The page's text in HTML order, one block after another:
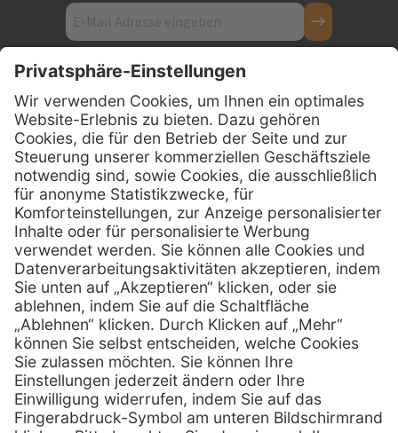
Kontakt
Firmensitz
PxD Praxis-Discount GmbH
Hans-Wunderlich-Straße 7
D-49078 Osnabrück
Telefon: 0800 - 600 66 30
Telefon:0800 - 07 01 96
E-Mail:info @ praxis-discount.de
Services
Serviceversprechen
Sprechstundenbedarf
Retoure anmelden
Hilfe
FAQs
Kontakt
Lob & Kritik